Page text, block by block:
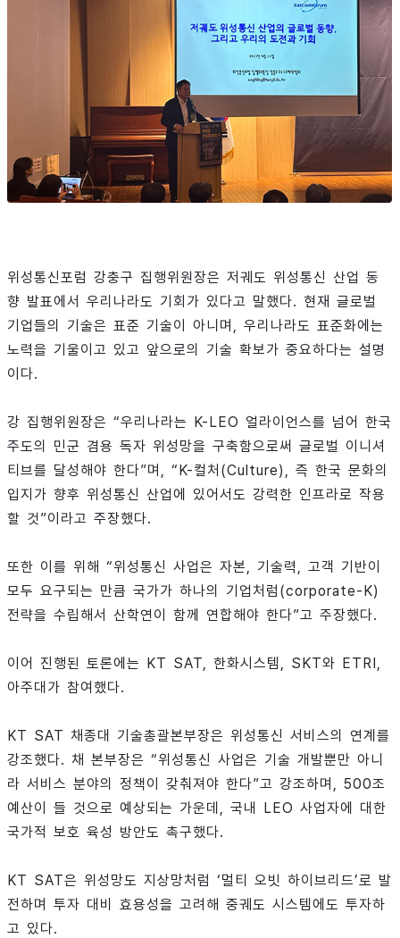
위성통신포럼 강충구 집행위원장은 저궤도 위성통신 산업 동
향 발표에서 우리나라도 기회가 있다고 말했다. 현재 글로벌
기업들의 기술은 표준 기술이 아니며, 우리나라도 표준화에는
노력을 기울이고 있고 앞으로의 기술 확보가 중요하다는 설명
이다.
강 집행위원장은 “우리나라는 K-LEO 얼라이언스를 넘어 한국
주도의 민군 겸용 독자 위성망을 구축함으로써 글로벌 이니셔
티브를 달성해야 한다”며, “K-컬처(Culture), 즉 한국 문화의
입지가 향후 위성통신 산업에 있어서도 강력한 인프라로 작용
할 것”이라고 주장했다.
또한 이를 위해 “위성통신 사업은 자본, 기술력, 고객 기반이
모두 요구되는 만큼 국가가 하나의 기업처럼(corporate-K)
전략을 수립해서 산학연이 함께 연합해야 한다”고 주장했다.
이어 진행된 토론에는 KT SAT, 한화시스템, SKT와 ETRI,
아주대가 참여했다.
KT SAT 채종대 기술총괄본부장은 위성통신 서비스의 연계를
강조했다. 채 본부장은 “위성통신 사업은 기술 개발뿐만 아니
라 서비스 분야의 정책이 갖춰져야 한다”고 강조하며, 500조
예산이 들 것으로 예상되는 가운데, 국내 LEO 사업자에 대한
국가적 보호 육성 방안도 촉구했다.
KT SAT은 위성망도 지상망처럼 ‘멀티 오빗 하이브리드’로 발
전하며 투자 대비 효용성을 고려해 중궤도 시스템에도 투자하
고 있다.